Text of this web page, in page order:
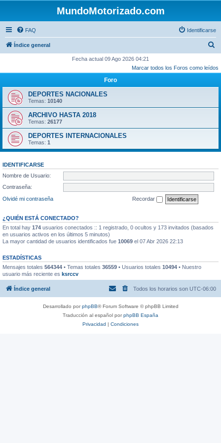
MundoMotorizado.com
FAQ Identificarse
Índice general
s
Fecha actual 09 Ago 2026 04:21
Marcar todos los Foros como leídos
Foro
DEPORTES NACIONALES
Temas: 10140
ARCHIVO HASTA 2018
Temas: 26177
DEPORTES INTERNACIONALES
Temas: 1
IDENTIFICARSE
Nombre de Usuario:
Contraseña:
Olvidé mi contraseña
Recordar
¿QUIÉN ESTÁ CONECTADO?
En total hay 174 usuarios conectados :: 1 registrado, 0 ocultos y 173 invitados (basados
en usuarios activos en los últimos 5 minutos)
La mayor cantidad de usuarios identificados fue 10069 el 07 Abr 2026 22:13
ESTADÍSTICAS
Mensajes totales 564344 • Temas totales 36559 • Usuarios totales 10494 • Nuestro
usuario más reciente es ksrccv
Índice general Todos los horarios son UTC-06:00
Desarrollado porphpBB® Forum Software © phpBB Limited
Traducción al español porphpBB España
Privacidad | Condiciones